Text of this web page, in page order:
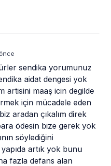
sendika yorumunuz
aidat dengesi yok
artisini maaş icin degilde
için mücadele eden
aradan çıkalım direk
ödesin bize gerek yok
söylediğini
artık yok bunu
fazla defans alan